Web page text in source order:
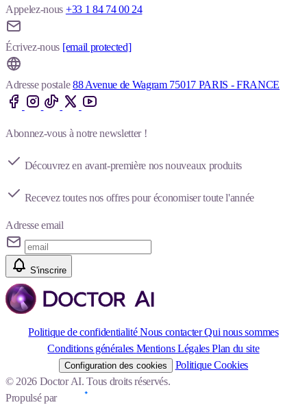
Appelez-nous +33 1 84 74 00 24
Écrivez-nous [email protected]
Adresse postale 88 Avenue de Wagram 75017 PARIS - FRANCE
Abonnez-vous à notre newsletter !
Découvrez en avant-première nos nouveaux produits
Recevez toutes nos offres pour économiser toute l'année
Adresse email
S'inscrire
Politique de confidentialité Nous contacter Qui nous sommes
Conditions générales Mentions Légales Plan du site
Configuration des cookies
Politique Cookies
© 2026 Doctor AI. Tous droits réservés.
Propulsé par